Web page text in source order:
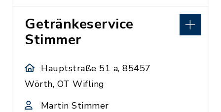
Getränkeservice
Stimmer
Hauptstraße 51 a, 85457
Wörth, OT Wifling
Martin Stimmer